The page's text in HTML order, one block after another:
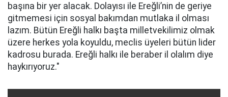
başına bir yer alacak. Dolayısı ile Ereğli’nin de geriye
gitmemesi için sosyal bakımdan mutlaka il olması
lazım. Bütün Ereğli halkı başta milletvekilimiz olmak
üzere herkes yola koyuldu, meclis üyeleri bütün lider
kadrosu burada. Ereğli halkı ile beraber il olalım diye
haykırıyoruz."